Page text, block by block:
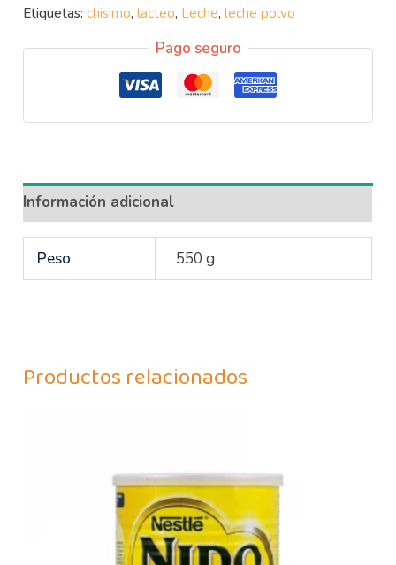
Etiquetas:chisimo,lacteo, Leche,leche polvo
Pago seguro
Información adicional
Peso 550 g
Productos relacionados